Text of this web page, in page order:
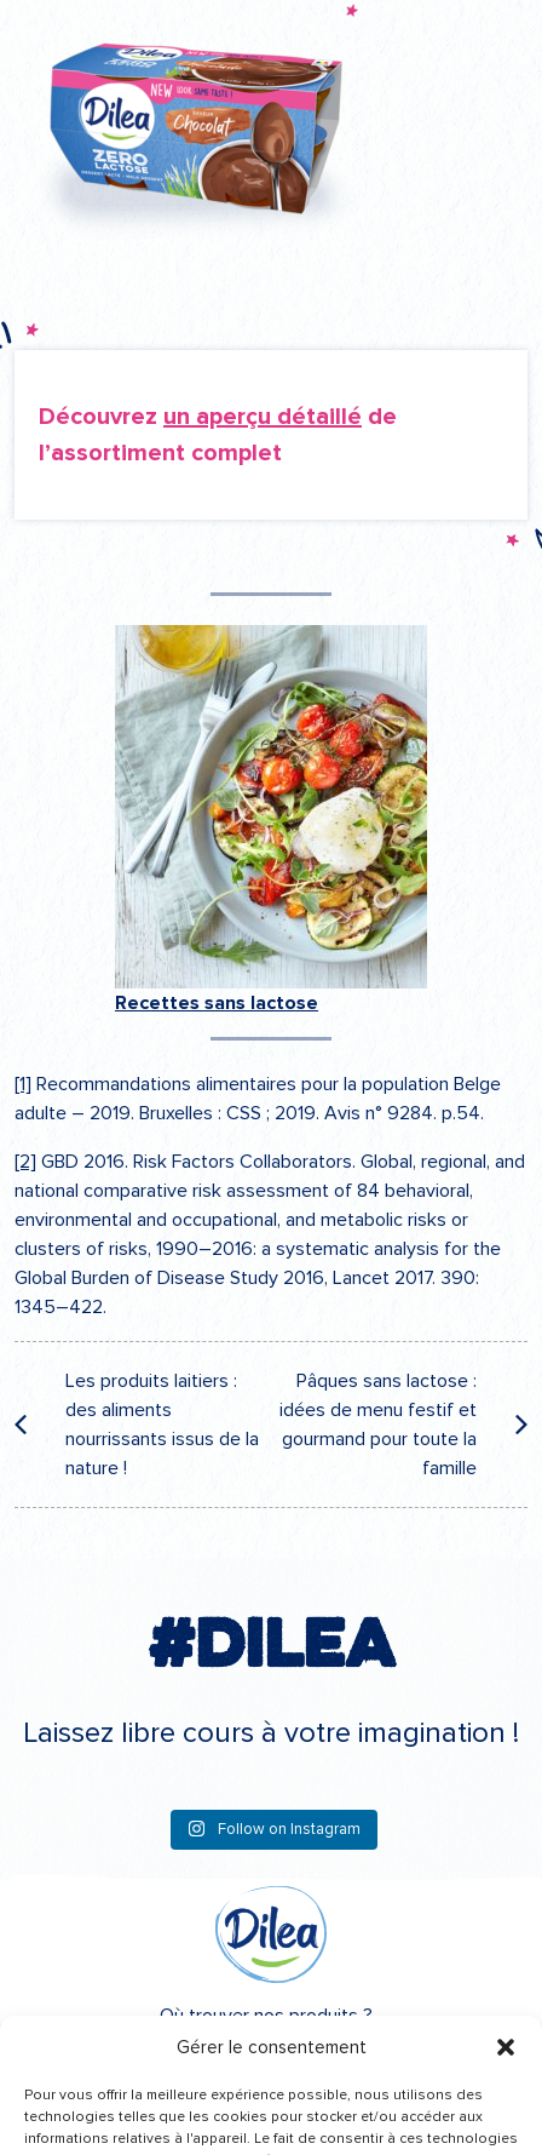
Gérer le consentement
Pour vous offrir la meilleure expérience possible, nous utilisons des
technologies telles que les cookies pour stocker et/ou accéder aux
informations relatives à l'appareil. Le fait de consentir à ces technologies
Découvrez un aperçu détaillé de
l’assortiment complet
Recettes sans lactose
[1] Recommandations alimentaires pour la population Belge
adulte – 2019. Bruxelles : CSS ; 2019. Avis n° 9284. p.54.
[2] GBD 2016. Risk Factors Collaborators. Global, regional, and
national comparative risk assessment of 84 behavioral,
environmental and occupational, and metabolic risks or
clusters of risks, 1990–2016: a systematic analysis for the
Global Burden of Disease Study 2016, Lancet 2017. 390:
1345–422.
Navigation
de
l’article
Les produits laitiers :
des aliments
nourrissants issus de la
nature !
Pâques sans lactose :
idées de menu festif et
gourmand pour toute la
famille
#Dilea
Laissez libre cours à votre imagination !
Follow on Instagram
Où trouver nos produits ?
FAQ